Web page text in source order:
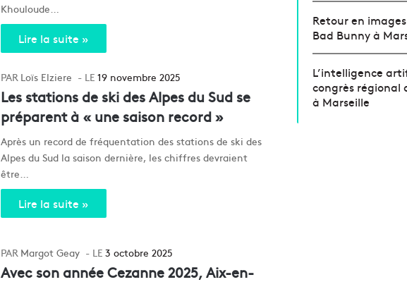
Khouloude…
Lire la suite »
Loïs Elziere 19 novembre 2025
Les stations de ski des Alpes du Sud se
préparent à « une saison record »
Après un record de fréquentation des stations de ski des
Alpes du Sud la saison dernière, les chiffres devraient
être…
Lire la suite »
Margot Geay 3 octobre 2025
Avec son année Cezanne 2025, Aix-en-
Retour en
Bad Bunny à
L’intelligence
congrès régional
à Marseille